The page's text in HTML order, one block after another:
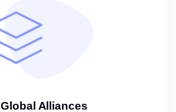
Global Alliances